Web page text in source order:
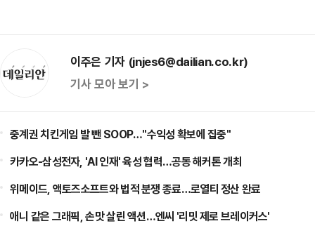
이주은 기자 (jnjes6@dailian.co.kr)
기사 모아 보기 >
중계권 치킨게임 발 뺀 SOOP…"수익성 확보에 집중"
카카오-삼성전자, 'AI 인재' 육성 협력…공동 해커톤 개최
위메이드, 액토즈소프트와 법적 분쟁 종료…로열티 정산 완료
애니 같은 그래픽, 손맛 살린 액션…엔씨 '리밋 제로 브레이커스'